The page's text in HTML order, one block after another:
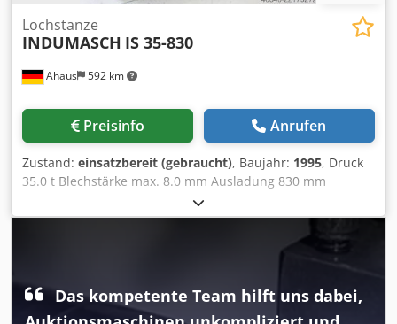
Ahaus 592 km
Lochstanze
INDUMASCH IS 35-830
Preisinfo Anrufen
Zustand: einsatzbereit (gebraucht), Baujahr: 1995, Druck
35.0 t Blechstärke max. 8.0 mm Ausladung 830 mm
Stempeldurchmesser max. 105 mm Tisch: 1500 x 1200 mm
Arbeitshöhe 920 mm Stempelhub ca. 90.0 mm Hubzahlen
pro Minute ca. 200 Druckleistung 220 bar Ölinhalt 80.0 l
Gesamtleistungsbedarf 4.0 kW Maschinengewicht ca. 3200
hydraulische Stanzmaschine IS 35 ist speziell für die
Bearbeitung von Blech- und Profilteilen optimiert worden.
Das kompetente Team hilft uns dabei,